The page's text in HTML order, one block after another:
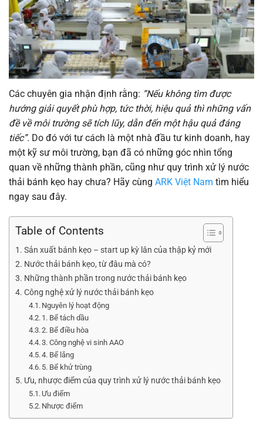
Các chuyên gia nhận định rằng: “Nếu không tìm được
hướng giải quyết phù hợp, tức thời, hiệu quả thì những vấn
đề về môi trường sẽ tích lũy, dẫn đến một hậu quả đáng
tiếc”. Do đó với tư cách là một nhà đầu tư kinh doanh, hay
một kỹ sư môi trường, bạn đã có những góc nhìn tổng
quan về những thành phần, cũng như quy trình xử lý nước
thải bánh kẹo hay chưa? Hãy cùng ARK Việt Nam tìm hiểu
ngay sau đây.
Table of Contents
Sản xuất bánh kẹo – start up kỳ lân của thập kỷ mới
Nước thải bánh kẹo, từ đâu mà có?
Những thành phần trong nước thải bánh kẹo
Công nghệ xử lý nước thải bánh kẹo
Nguyên lý hoạt động
1. Bể tách dầu
2. Bể điều hòa
3. Công nghệ vi sinh AAO
4. Bể lắng
5. Bể khử trùng
Ưu, nhược điểm của quy trình xử lý nước thải bánh kẹo
Ưu điểm
Nhược điểm